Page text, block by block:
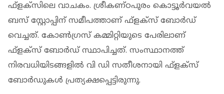
ഫ്‌ളക്‌സിലെ വാചകം. ശ്രീകണ്ഠപുരം കൊട്ടൂർവയൽ
ബസ് സ്റ്റോപ്പിന് സമീപത്താണ് ഫ്‌ളക്‌സ് ബോർഡ്
വെച്ചത്. കോൺഗ്രസ് കമ്മിറ്റിയുടെ പേരിലാണ്
ഫ്‌ളക്‌സ് ബോർഡ് സ്ഥാപിച്ചത്. സംസ്ഥാനത്ത്
നിരവധിയിടങ്ങളിൽ വി ഡി സതീശനായി ഫ്ളക്സ്
ബോർഡുകൾ പ്രത്യക്ഷപ്പെട്ടിരുന്നു.